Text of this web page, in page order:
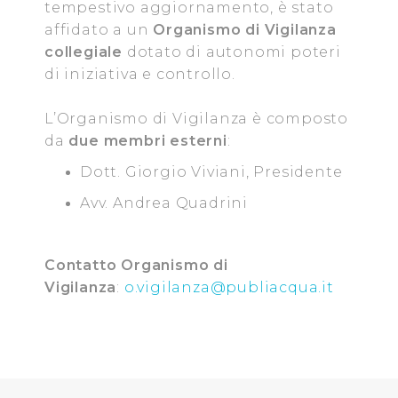
Utilizziamo dei cookie tecnici necessari per rendere
fruibile il sito web abilitandone funzionalità di base quali
la navigazione sulle pagine e l'accesso alle aree
dall’Utente e con i consensi dallo stesso prestati, i
cookie possono essere inoltre utilizzati per analizzare il
contenuti ed annunci e per fornire funzionalità dei social
media, condividendo informazioni sul modo in cui
pubblicità e social media, potrebbero combinare le
informazioni ricevute con altre informazioni che l’Utente
tempestivo aggiornamento, è stato
affidato a un Organismo di Vigilanza
collegiale dotato di autonomi poteri
di iniziativa e controllo.
L’Organismo di Vigilanza è composto
da due membri esterni:
Dott. Giorgio Viviani, Presidente
Avv. Andrea Quadrini
Contatto Organismo di
Vigilanza: o.vigilanza@publiacqua.it